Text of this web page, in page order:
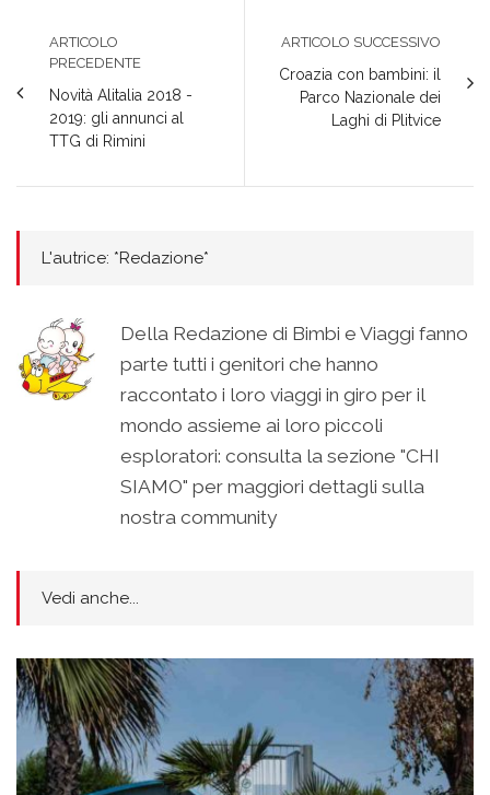
ARTICOLO
PRECEDENTE
Novità Alitalia 2018 -
2019: gli annunci al
TTG di Rimini
ARTICOLO SUCCESSIVO
Croazia con bambini: il
Parco Nazionale dei
Laghi di Plitvice
L'autrice: *Redazione*
Della Redazione di Bimbi e Viaggi fanno
parte tutti i genitori che hanno
raccontato i loro viaggi in giro per il
mondo assieme ai loro piccoli
esploratori: consulta la sezione "CHI
SIAMO" per maggiori dettagli sulla
nostra community
Vedi anche...